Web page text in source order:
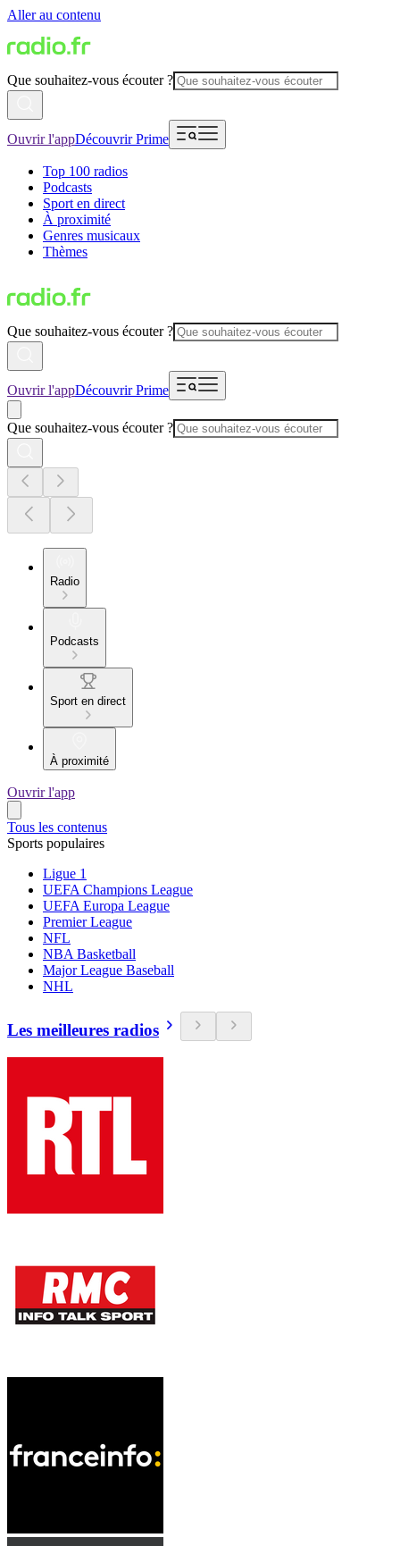
Aller au contenu
Que souhaitez-vous écouter ?
Ouvrir l'appDécouvrir Prime
Top 100 radios
Podcasts
Sport en direct
À proximité
Genres musicaux
Thèmes
Que souhaitez-vous écouter ?
Ouvrir l'appDécouvrir Prime
Que souhaitez-vous écouter ?
Radio
Podcasts
Sport en direct
À proximité
Ouvrir l'app
Tous les contenus
Sports populaires
Ligue 1
UEFA Champions League
UEFA Europa League
Premier League
NFL
NBA Basketball
Major League Baseball
NHL
Les meilleures radios